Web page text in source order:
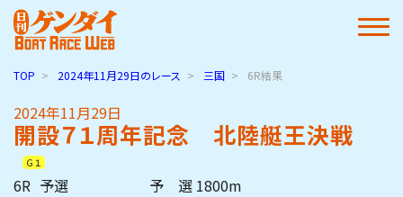
TOP 2024年11月29日のレース 三国 6R結果
2024年11月29日
開設７１周年記念 北陸艇王決戦
Ｇ１
6R 予選 予 選 1800m